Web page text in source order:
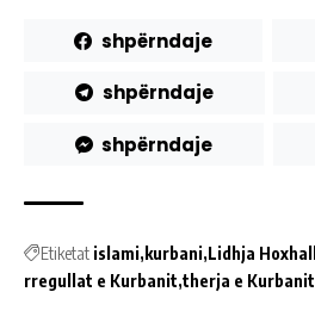
shpërndaje
shpërndaje
shpërndaje
Etiketat islami kurbani Lidhja
rregullat e Kurbanit therja e Kurbanit